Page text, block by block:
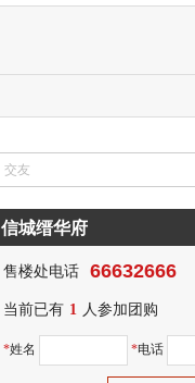
信城缙华府
售楼处电话 66632666
当前已有 1 人参加团购
*姓名 *电话
胡先生:150****0731
邓先生:138****8083
蒋女士:186****7681